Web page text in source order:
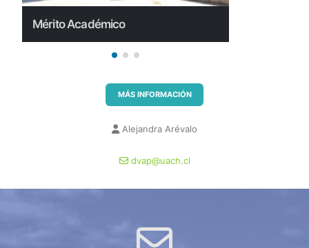
Mérito Académico
MÁS INFORMACIÓN
Alejandra Arévalo
dvap@uach.cl